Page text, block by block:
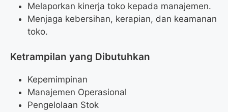
Melaporkan kinerja toko kepada manajemen.
Menjaga kebersihan, kerapian, dan keamanan
toko.
Ketrampilan yang Dibutuhkan
Kepemimpinan
Manajemen Operasional
Pengelolaan Stok